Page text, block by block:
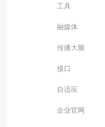
工具
融媒体
传播大脑
接口
自适应
企业官网